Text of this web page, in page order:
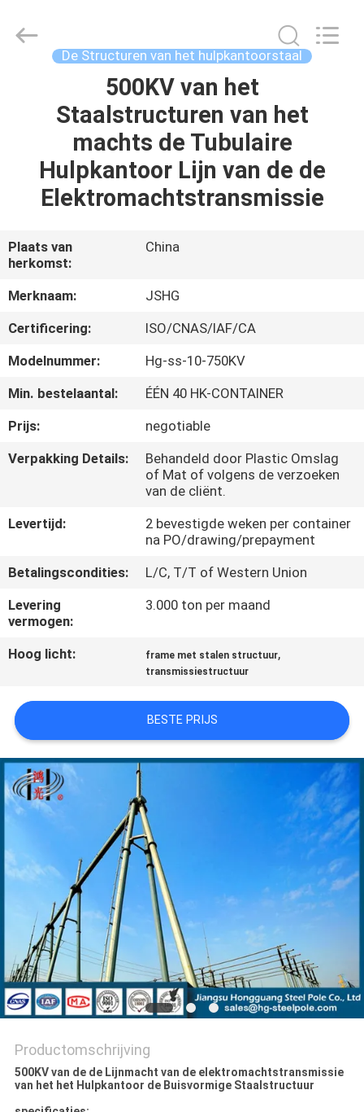
PRODUCTEN
VIDEOS
VR-
SHOW
ONGEVEER
ONS
FABRIEKSREIS
KWALITEITSCONTROLE
ONS
NIEUWS
VERZOEK
OM EEN
SITEMAP
PRIVACYBELEID
co.,ltd.
De Structuren van het hulpkantoorstaal
500KV van het
Staalstructuren van het
machts de Tubulaire
Hulpkantoor Lijn van de de
Elektromachtstransmissie
Plaats van
herkomst:
China
Merknaam:
JSHG
Certificering:
ISO/CNAS/IAF/CA
Modelnummer:
Hg-ss-10-750KV
Min. bestelaantal:
ÉÉN 40 HK-CONTAINER
Prijs:
negotiable
Verpakking Details:
Behandeld door Plastic Omslag
of Mat of volgens de verzoeken
van de cliënt.
Levertijd:
2 bevestigde weken per container
na PO/drawing/prepayment
Betalingscondities:
L/C, T/T of Western Union
Levering
vermogen:
3.000 ton per maand
Hoog licht: frame met stalen structuur,
transmissiestructuur
BESTE PRIJS
Productomschrijving
500KV van de de Lijnmacht van de elektromachtstransmissie
van het het Hulpkantoor de Buisvormige Staalstructuur